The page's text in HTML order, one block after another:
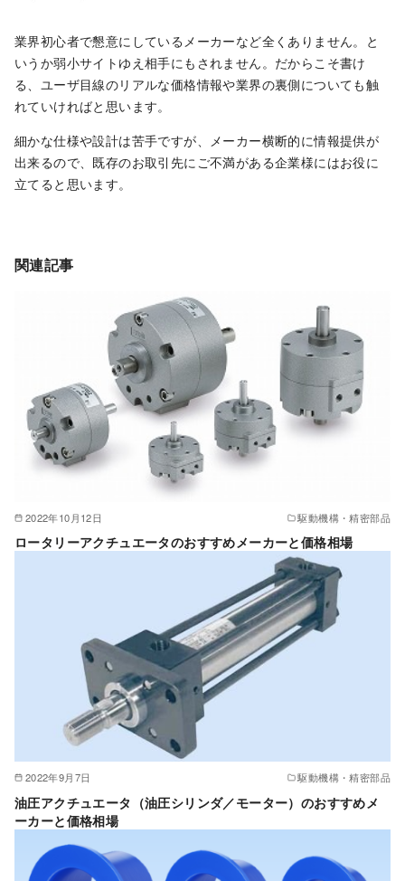
業界初心者で懇意にしているメーカーなど全くありません。と
いうか弱小サイトゆえ相手にもされません。だからこそ書け
る、ユーザ目線のリアルな価格情報や業界の裏側についても触
れていければと思います。
細かな仕様や設計は苦手ですが、メーカー横断的に情報提供が
出来るので、既存のお取引先にご不満がある企業様にはお役に
立てると思います。
関連記事
2022年10月12日 駆動機構・精密部品
ロータリーアクチュエータのおすすめメーカーと価格相場
2022年9月7日 駆動機構・精密部品
油圧アクチュエータ（油圧シリンダ／モーター）のおすすめメ
ーカーと価格相場